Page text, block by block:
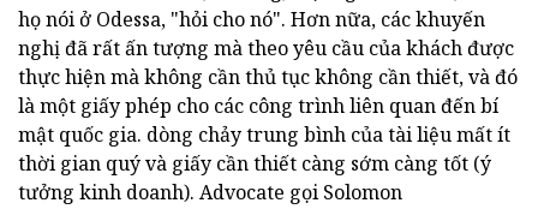
họ nói ở Odessa, "hỏi cho nó". Hơn nữa, các khuyến
nghị đã rất ấn tượng mà theo yêu cầu của khách được
thực hiện mà không cần thủ tục không cần thiết, và đó
là một giấy phép cho các công trình liên quan đến bí
mật quốc gia. dòng chảy trung bình của tài liệu mất ít
thời gian quý và giấy cần thiết càng sớm càng tốt (ý
tưởng kinh doanh). Advocate gọi Solomon